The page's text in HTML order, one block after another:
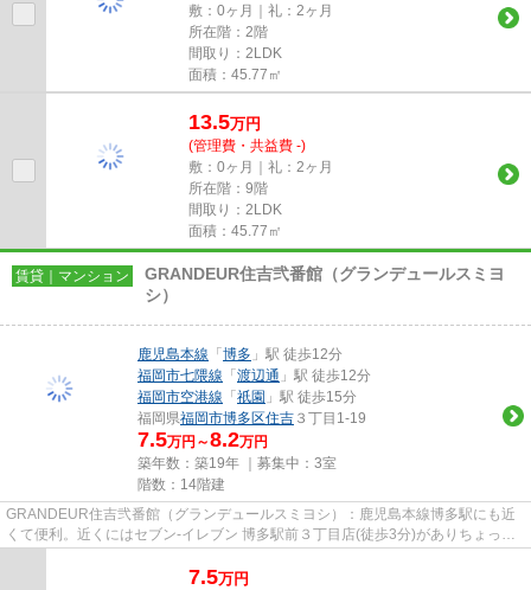
敷：0ヶ月｜礼：2ヶ月
所在階：2階
間取り：2LDK
面積：45.77㎡
13.5万円
(管理費・共益費 -)
敷：0ヶ月｜礼：2ヶ月
所在階：9階
間取り：2LDK
面積：45.77㎡
賃貸｜マンション
GRANDEUR住吉弐番館（グランデュールスミヨ
シ）
鹿児島本線 「博多 」駅 徒歩12分
福岡市七隈線 「渡辺通 」駅 徒歩12分
福岡市空港線 「祇園 」駅 徒歩15分
福岡県福岡市博多区住吉 ３丁目1-19
7.5万円～8.2万円
築年数：築19年 ｜募集中： 3室
階数：14階建
GRANDEUR住吉弐番館（グランデュールスミヨシ）：鹿児島本線博多駅にも近
くて便利。近くにはセブン‐イレブン 博多駅前３丁目店(徒歩3分)がありちょっと
した買い物に便利です。共用部に...
7.5万円